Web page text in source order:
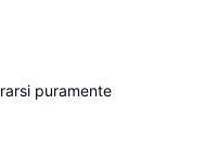
puramente